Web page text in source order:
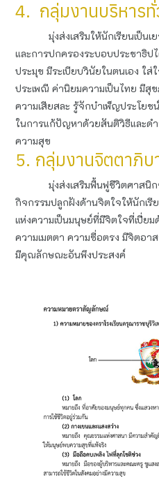
4. กลุ่มงานบริหารทั่
มุ่งส่งเสริมให้นักเรียนเป็นเย
และการปกครองระบอบประชาธิป
ประมุข มีระเบียบวินัยในตนเอง ใ
ประเพณี ค่านิยมความเป็นไทย มีสุ
ความเสียสละ รู้จักบำเพ็ญประโยช
ในการแก้ปัญหาด้วยสันติวิธีและด
ความสุข
5. กลุ่มงานจิตตาภิบ
มุ่งส่งเสริมฟื้นฟูชีวิตศาสนิกช
กิจกรรมปลูกฝังด้านจิตใจให้นักเ
แห่งความเป็นมนุษย์ที่มีจิตใจที่เปี่ย
ความเมตตา ความซื่อตรง มีจิตอา
มีคุณลักษณะอันพึงประสงค์